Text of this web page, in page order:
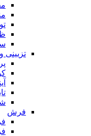
تزیینی
فرش